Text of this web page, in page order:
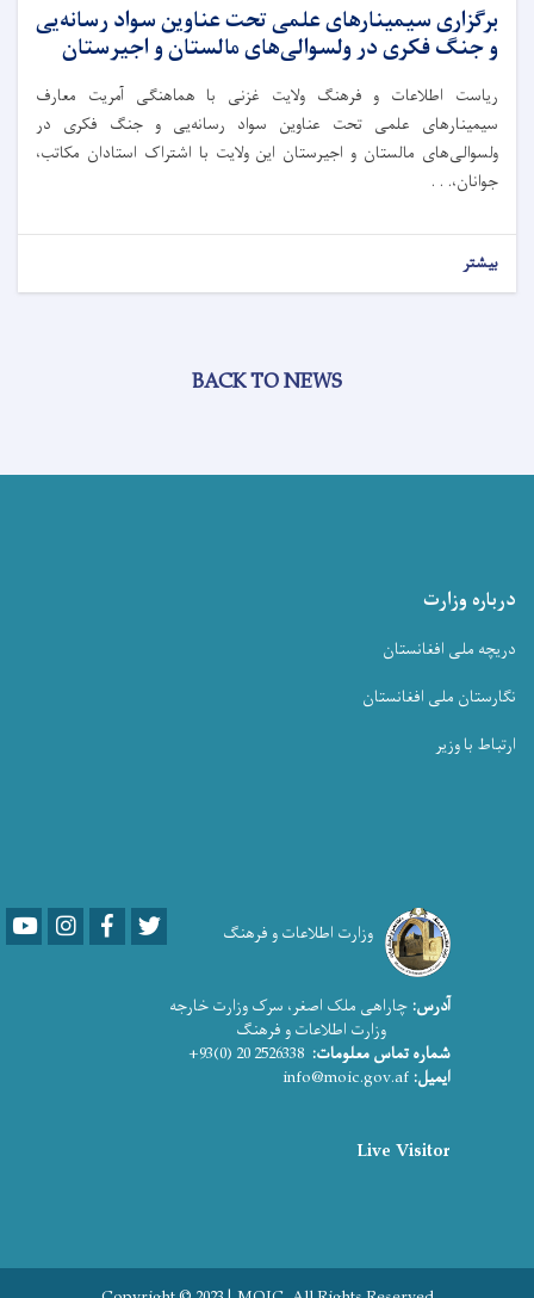
برگزاری سیمینار‌های علمی تحت عناوین سواد رسانه‌یی
و جنگ فکری در ولسوالی‌های مالستان و اجیرستان
ریاست اطلاعات و فرهنگ ولایت غزنی با هماهنگی آمریت معارف
سیمینار‌های علمی تحت عناوین سواد رسانه‌یی و جنگ فکری در
ولسوالی‌های مالستان و اجیرستان این ولایت با اشتراک استادان مکاتب،
جوانان،. . .
بیشتر
BACK TO NEWS
درباره وزارت
دریچه ملی افغانستان
نگارستان ملی افغانستان
ارتباط با وزیر
وزارت اطلاعات و فرهنگ YoutubeLinkedInFacebook
آدرس: چاراهی ملک اصغر، سرک وزارت خارجه
وزارت اطلاعات و فرهنگ
شماره تماس معلومات:
ایمیل:
Live Visitor